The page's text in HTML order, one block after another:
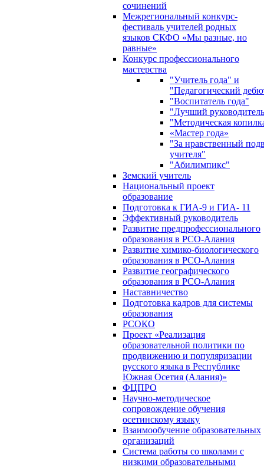
сочинений
Межрегиональный конкурс-
фестиваль учителей родных
языков СКФО «Мы разные, но
равные»
Конкурс профессионального
мастерства
"Учитель года" и
"Педагогический
"Воспитатель года"
"Лучший
"Методическая
«Мастер года»
"За нравственный
учителя"
"Абилимпикс"
Земский учитель
Национальный проект
образование
Подготовка к ГИА-9 и ГИА- 11
Эффективный руководитель
Развитие предпрофессионального
образования в РСО-Алания
Развитие химико-биологического
образования в РСО-Алания
Развитие географического
образования в РСО-Алания
Наставничество
Подготовка кадров для системы
образования
РСОКО
Проект «Реализация
образовательной политики по
продвижению и популяризации
русского языка в Республике
Южная Осетия (Алания)»
ФЦПРО
Научно-методическое
сопровождение обучения
осетинскому языку
Взаимообучение образовательных
организаций
Система работы со школами с
низкими образовательными